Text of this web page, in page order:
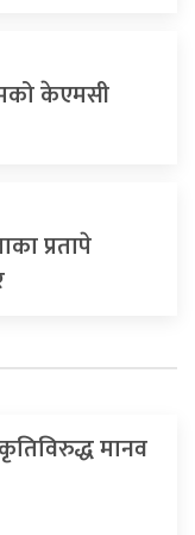
केएमसी
प्रतापे
मानव